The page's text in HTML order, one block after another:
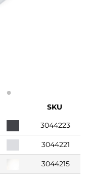
SKU
3044223
3044221
3044215